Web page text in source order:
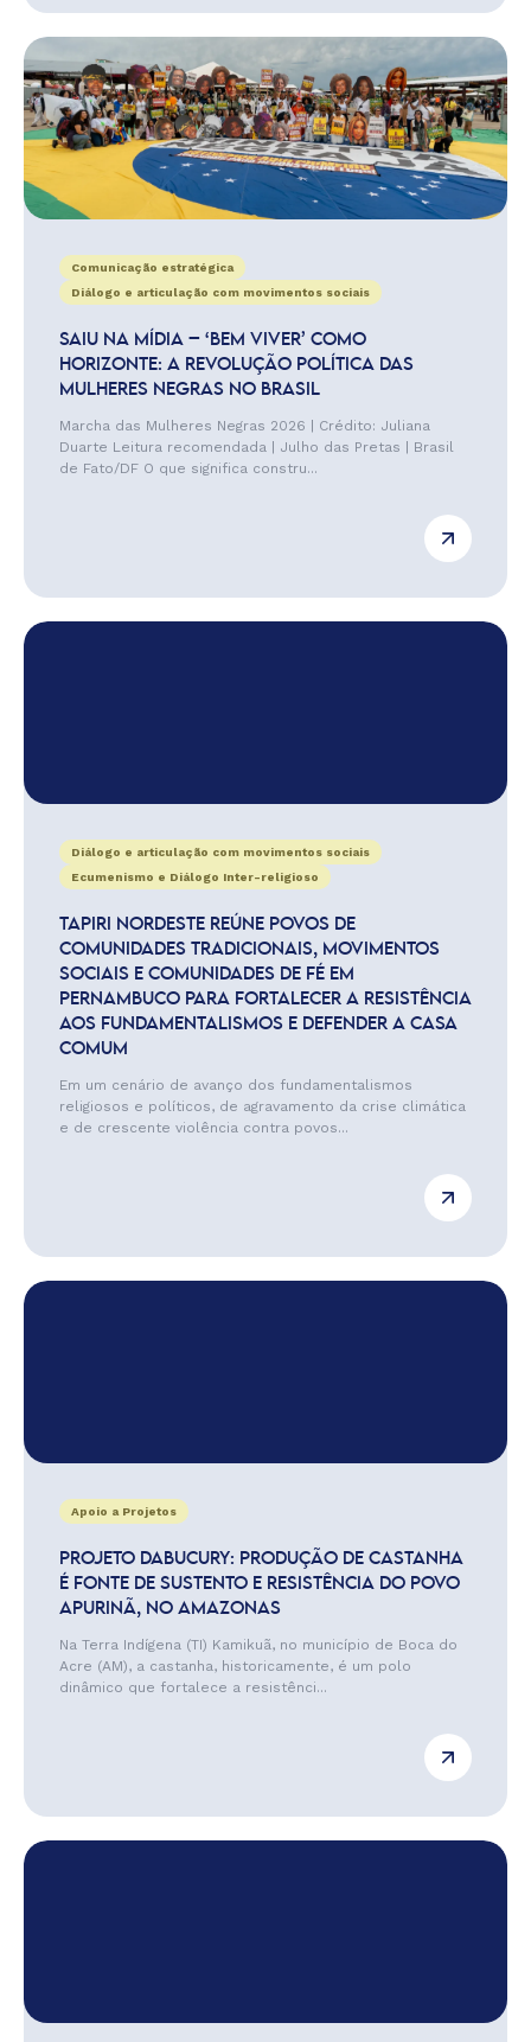
Comunicação estratégica
Diálogo e articulação com movimentos sociais
SAIU NA MÍDIA – ‘BEM VIVER’ COMO
HORIZONTE: A REVOLUÇÃO POLÍTICA DAS
MULHERES NEGRAS NO BRASIL
Marcha das Mulheres Negras 2026 | Crédito: Juliana
Duarte Leitura recomendada | Julho das Pretas | Brasil
de Fato/DF O que significa constru...
Diálogo e articulação com movimentos sociais
Ecumenismo e Diálogo Inter-religioso
TAPIRI NORDESTE REÚNE POVOS DE
COMUNIDADES TRADICIONAIS, MOVIMENTOS
SOCIAIS E COMUNIDADES DE FÉ EM
PERNAMBUCO PARA FORTALECER A RESISTÊNCIA
AOS FUNDAMENTALISMOS E DEFENDER A CASA
COMUM
Em um cenário de avanço dos fundamentalismos
religiosos e políticos, de agravamento da crise climática
e de crescente violência contra povos...
Apoio a Projetos
PROJETO DABUCURY: PRODUÇÃO DE CASTANHA
É FONTE DE SUSTENTO E RESISTÊNCIA DO POVO
APURINÃ, NO AMAZONAS
Na Terra Indígena (TI) Kamikuã, no município de Boca do
Acre (AM), a castanha, historicamente, é um polo
dinâmico que fortalece a resistênci...